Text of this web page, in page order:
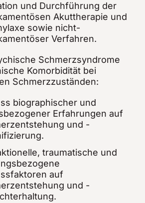
und Durchführung der
Akuttherapie und
sowie nicht-
Verfahren.
Schmerzsyndrome
Komorbidität bei
Schmerzzuständen:
biographischer und
Erfahrungen auf
und -
traumatische und
auf
und -